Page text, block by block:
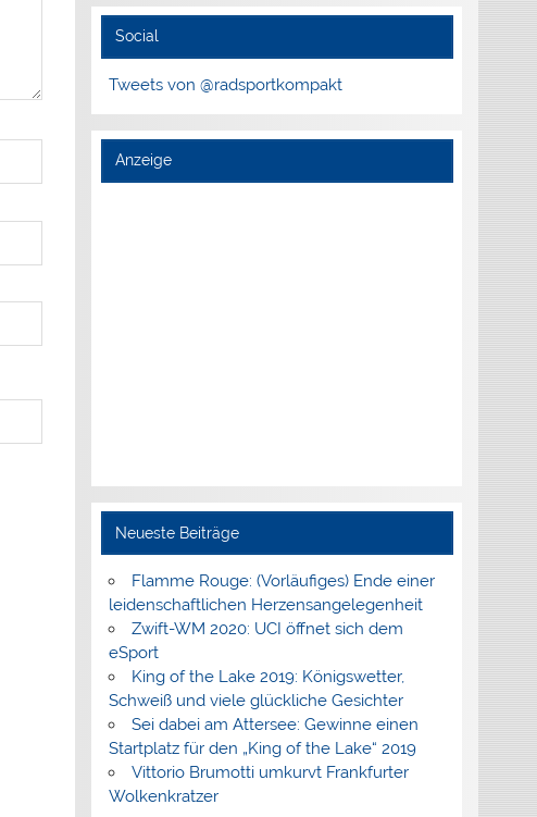
Social
Tweets von @radsportkompakt
Anzeige
Neueste Beiträge
Flamme Rouge: (Vorläufiges) Ende einer
leidenschaftlichen Herzensangelegenheit
Zwift-WM 2020: UCI öffnet sich dem
eSport
King of the Lake 2019: Königswetter,
Schweiß und viele glückliche Gesichter
Sei dabei am Attersee: Gewinne einen
Startplatz für den „King of the Lake“ 2019
Vittorio Brumotti umkurvt Frankfurter
Wolkenkratzer